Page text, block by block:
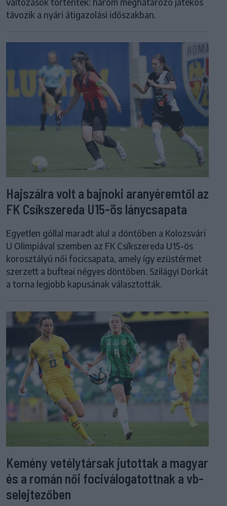
távozik a nyári átigazolási időszakban.
Hajszálra volt a bajnoki aranyéremtől az
FK Csíkszereda U15-ös lánycsapata
Egyetlen góllal maradt alul a döntőben a Kolozsvári
U Olimpiával szemben az FK Csíkszereda U15-ös
korosztályú női focicsapata, amely így ezüstérmet
szerzett a bufteai négyes döntőben. Szilágyi Dorkát
a torna legjobb kapusának választották.
Kemény vetélytársak jutottak a magyar
és a román női fociválogatottnak a vb-
selejtezőben